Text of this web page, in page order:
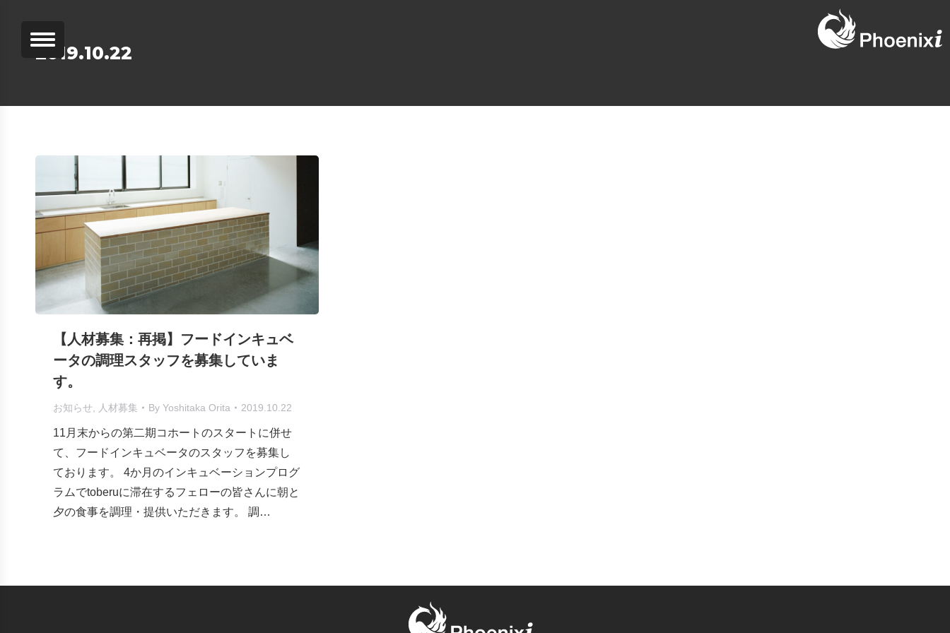
2019.10.22
【人材募集：再掲】フードインキュベ
ータの調理スタッフを募集していま
す。
お知らせ 人材募集 By Yoshitaka Orita 2019.10.22
11月末からの第二期コホートのスタートに併せ
て、フードインキュベータのスタッフを募集し
ております。 4か月のインキュベーションプログ
ラムでtoberuに滞在するフェローの皆さんに朝と
夕の食事を調理・提供いただきます。 調…